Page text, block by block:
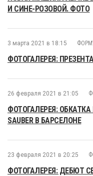
И СИНЕ-РОЗОВОЙ. ФОТО
3 марта 2021 в 18:15
ФОТОГАЛЕРЕЯ:
26 февраля 2021 в 21:05
ФОТОГАЛЕРЕЯ: ОБКАТКА
SAUBER В БАРСЕЛОНЕ
23 февраля 2021 в 20:25
ФОТОГАЛЕРЕЯ: ДЕБЮТ